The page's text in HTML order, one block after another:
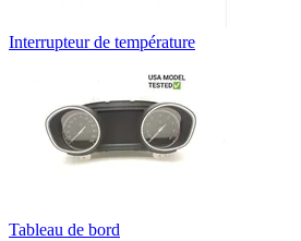
Interrupteur de température
Tableau de bord